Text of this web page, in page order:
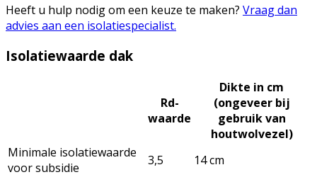
Heeft u hulp nodig om een keuze te maken? Vraag dan
advies aan een isolatiespecialist.
Isolatiewaarde dak
Rd-
waarde
Dikte in cm
(ongeveer bij
gebruik van
houtwolvezel)
Minimale isolatiewaarde
voor subsidie
3,5
14 cm